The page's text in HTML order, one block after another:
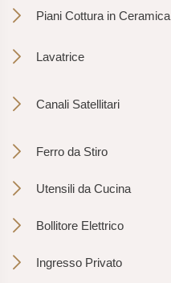
Piani Cottura in Ceramica
Lavatrice
Canali Satellitari
Ferro da Stiro
Utensili da Cucina
Bollitore Elettrico
Ingresso Privato